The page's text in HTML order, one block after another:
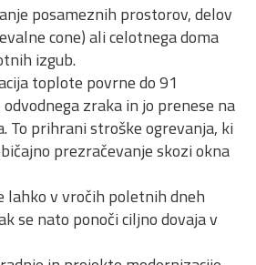
posameznih prostorov, delov
cone) ali celotnega doma
izgub.
toplote povrne do 91
zraka in jo prenese na
To prihrani stroške ogrevanja, ki
prezračevanje skozi okna
lahko v vročih poletnih dneh
se nato ponoči ciljno dovaja v